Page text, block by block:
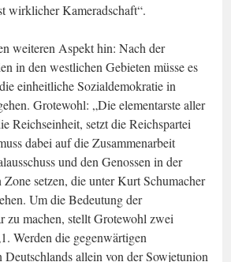
wirklicher Kameradschaft“.
weiteren Aspekt hin: Nach der
in den westlichen Gebieten müsse es
einheitliche Sozialdemokratie in
Grotewohl: „Die elementarste aller
Reichseinheit, setzt die Reichspartei
dabei auf die Zusammenarbeit
und den Genossen in der
setzen, die unter Kurt Schumacher
Um die Bedeutung der
zu machen, stellt Grotewohl zwei
Werden die gegenwärtigen
Deutschlands allein von der Sowjetunion